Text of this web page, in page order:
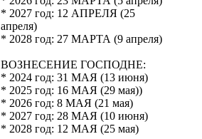
* 2027 год: 12 АПРЕЛЯ (25
апреля)
* 2028 год: 27 МАРТА (9 апреля)
ВОЗНЕСЕНИЕ ГОСПОДНЕ:
* 2024 год: 31 МАЯ (13 июня)
* 2025 год: 16 МАЯ (29 мая))
* 2026 год: 8 МАЯ (21 мая)
* 2027 год: 28 МАЯ (10 июня)
* 2028 год: 12 МАЯ (25 мая)